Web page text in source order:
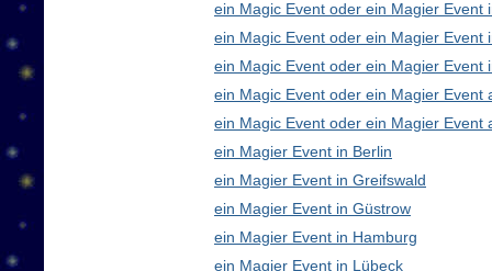
ein Magic Event oder ein Magier Event
ein Magic Event oder ein Magier Event
ein Magic Event oder ein Magier Event
ein Magic Event oder ein Magier Event
ein Magic Event oder ein Magier Event
ein Magier Event in Berlin
ein Magier Event in Greifswald
ein Magier Event in Güstrow
ein Magier Event in Hamburg
ein Magier Event in Lübeck